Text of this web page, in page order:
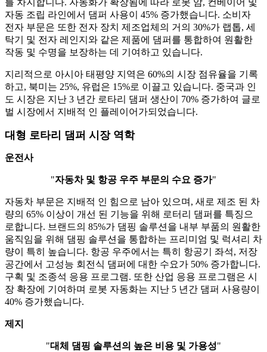
를 차지합니다. 자동화가 확장됨에 따라 로봇 암, 컨베이어 및
자동 조립 라인에서 댐퍼 사용이 45% 증가했습니다. 소비자
전자 부문은 또한 전자 장치 제조업체의 거의 30%가 랩톱, 세
탁기 및 전자 레인지와 같은 제품에 댐퍼를 통합하여 원활한
작동 및 수명을 보장하는 데 기여하고 있습니다.
지리적으로 아시아 태평양 지역은 60%의 시장 점유율을 기록
하고, 북미는 25%, 유럽은 15%로 이끌고 있습니다. 중국과 인
도 시장은 지난 3 년간 로타리 댐퍼 생산이 70% 증가하여 글로
벌 시장에서 지배적 인 플레이어가되었습니다.
대형 로타리 댐퍼 시장 역학
운전사
"자동차 및 항공 우주 부문의 수요 증가"
자동차 부문은 지배적 인 힘으로 남아 있으며, 새로 제조 된 차
량의 65% 이상이 개선 된 기능을 위해 로터리 댐퍼를 특징으
로합니다. 브랜드의 85%가 댐핑 솔루션을 내부 부품의 원활한
움직임을 위해 댐핑 솔루션을 통합하는 프리미엄 및 럭셔리 차
량이 특히 높습니다. 항공 우주에서는 특히 항공기 좌석, 저장
공간에서 고성능 회전식 댐퍼에 대한 수요가 50% 증가합니다.
구획 및 조종석 응용 프로그램. 또한 산업 응용 프로그램은 시
장 확장에 기여하며 로봇 자동화는 지난 5 년간 댐퍼 사용량이
40% 증가했습니다.
제지
"대체 댐핑 솔루션의 높은 비용 및 가용성"